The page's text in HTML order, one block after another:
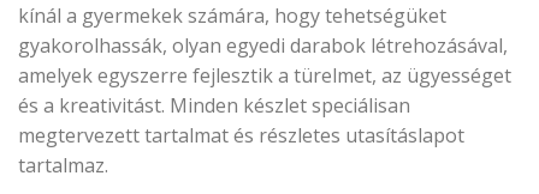
kínál a gyermekek számára, hogy tehetségüket
gyakorolhassák, olyan egyedi darabok létrehozásával,
amelyek egyszerre fejlesztik a türelmet, az ügyességet
és a kreativitást. Minden készlet speciálisan
megtervezett tartalmat és részletes utasításlapot
tartalmaz.